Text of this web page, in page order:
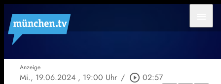
Anzeige
Mi., 19.06.2024 , 19:00 Uhr / play_circle_outline 02:57